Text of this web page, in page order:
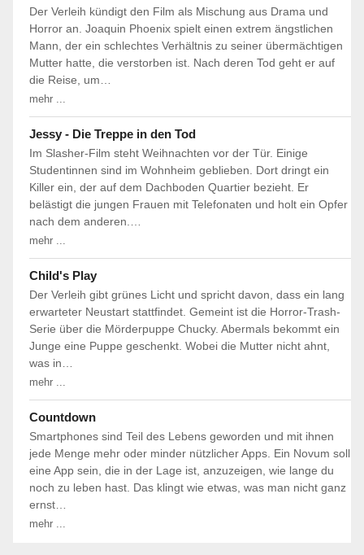
Der Verleih kündigt den Film als Mischung aus Drama und
Horror an. Joaquin Phoenix spielt einen extrem ängstlichen
Mann, der ein schlechtes Verhältnis zu seiner übermächtigen
Mutter hatte, die verstorben ist. Nach deren Tod geht er auf
die Reise, um…
mehr ...
Jessy - Die Treppe in den Tod
Im Slasher-Film steht Weihnachten vor der Tür. Einige
Studentinnen sind im Wohnheim geblieben. Dort dringt ein
Killer ein, der auf dem Dachboden Quartier bezieht. Er
belästigt die jungen Frauen mit Telefonaten und holt ein Opfer
nach dem anderen.…
mehr ...
Child's Play
Der Verleih gibt grünes Licht und spricht davon, dass ein lang
erwarteter Neustart stattfindet. Gemeint ist die Horror-Trash-
Serie über die Mörderpuppe Chucky. Abermals bekommt ein
Junge eine Puppe geschenkt. Wobei die Mutter nicht ahnt,
was in…
mehr ...
Countdown
Smartphones sind Teil des Lebens geworden und mit ihnen
jede Menge mehr oder minder nützlicher Apps. Ein Novum soll
eine App sein, die in der Lage ist, anzuzeigen, wie lange du
noch zu leben hast. Das klingt wie etwas, was man nicht ganz
ernst…
mehr ...